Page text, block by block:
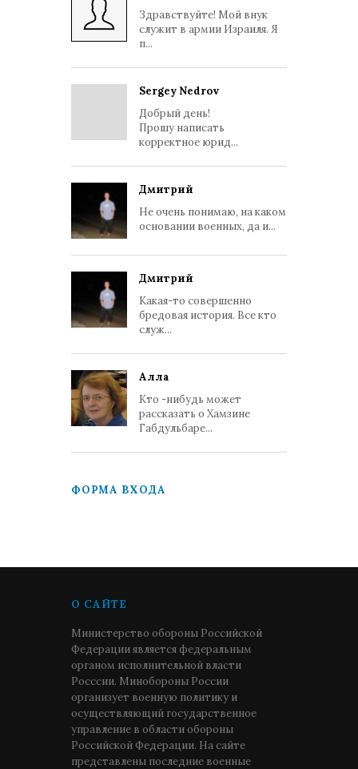
Здравствуйте! Мой внук
служит в армии Израиля. Я
п...
Sergey Nedrov
Добрый день!
Прошу написать
корректное юрид...
Дмитрий
Не очень понимаю, на каком
основании военных, да и...
Дмитрий
Какая-то совершенно
бредовая история. Все кто
служ...
Алла
Кто -нибудь может
рассказать о Хамзине
Габдульбаре...
ФОРМА ВХОДА
О САЙТЕ
Министерство обороны Российской
Федерации является федеральным
органом исполнительной власти
Росссии. Минобороны России
организует военную политику и
осуществляющий государственное
управление в области обороны
Российской Федерации. На сайте
представлены последние военные